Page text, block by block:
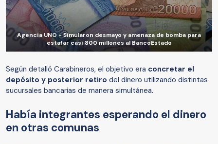
Agencia UNO - Simularon desmayo y amenaza de bomba para
estafar casi 800 millones al BancoEstado
Según detalló Carabineros, el objetivo era concretar el
depósito y posterior retiro del dinero utilizando distintas
sucursales bancarias de manera simultánea.
Había integrantes esperando el dinero
en otras comunas